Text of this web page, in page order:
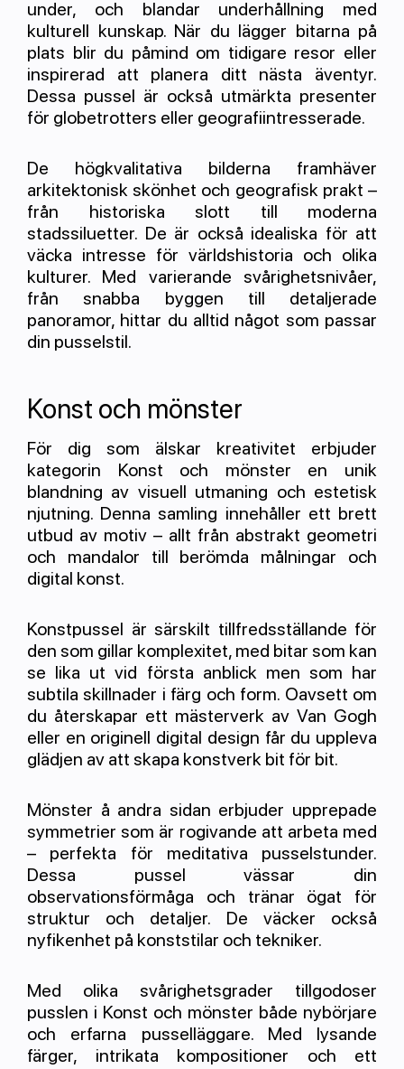
under, och blandar underhållning med
kulturell kunskap. När du lägger bitarna på
plats blir du påmind om tidigare resor eller
inspirerad att planera ditt nästa äventyr.
Dessa pussel är också utmärkta presenter
för globetrotters eller geografiintresserade.
De högkvalitativa bilderna framhäver
arkitektonisk skönhet och geografisk prakt –
från historiska slott till moderna
stadssiluetter. De är också idealiska för att
väcka intresse för världshistoria och olika
kulturer. Med varierande svårighetsnivåer,
från snabba byggen till detaljerade
panoramor, hittar du alltid något som passar
din pusselstil.
Konst och mönster
För dig som älskar kreativitet erbjuder
kategorin Konst och mönster en unik
blandning av visuell utmaning och estetisk
njutning. Denna samling innehåller ett brett
utbud av motiv – allt från abstrakt geometri
och mandalor till berömda målningar och
digital konst.
Konstpussel är särskilt tillfredsställande för
den som gillar komplexitet, med bitar som kan
se lika ut vid första anblick men som har
subtila skillnader i färg och form. Oavsett om
du återskapar ett mästerverk av Van Gogh
eller en originell digital design får du uppleva
glädjen av att skapa konstverk bit för bit.
Mönster å andra sidan erbjuder upprepade
symmetrier som är rogivande att arbeta med
– perfekta för meditativa pusselstunder.
Dessa pussel vässar din
observationsförmåga och tränar ögat för
struktur och detaljer. De väcker också
nyfikenhet på konststilar och tekniker.
Med olika svårighetsgrader tillgodoser
pusslen i Konst och mönster både nybörjare
och erfarna pusselläggare. Med lysande
färger, intrikata kompositioner och ett